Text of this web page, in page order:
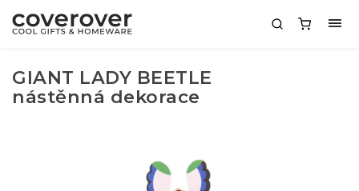
GIANT LADY BEETLE
nástěnná dekorace